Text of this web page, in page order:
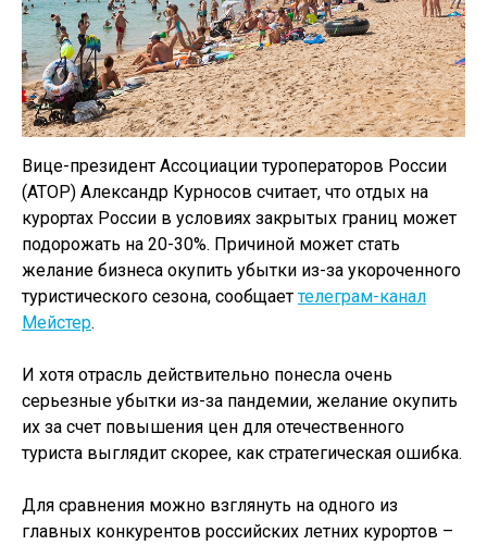
Вице-президент Ассоциации туроператоров России
(АТОР) Александр Курносов считает, что отдых на
курортах России в условиях закрытых границ может
подорожать на 20-30%. Причиной может стать
желание бизнеса окупить убытки из-за укороченного
туристического сезона, сообщаеттелеграм-канал
Мейстер.
И хотя отрасль действительно понесла очень
серьезные убытки из-за пандемии, желание окупить
их за счет повышения цен для отечественного
туриста выглядит скорее, как стратегическая ошибка.
Для сравнения можно взглянуть на одного из
главных конкурентов российских летних курортов –